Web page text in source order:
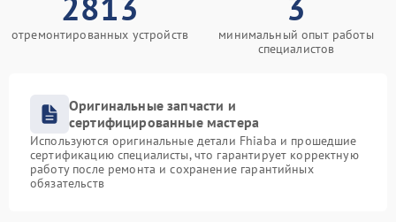
отремонтированных устройств
минимальный опыт работы
специалистов
Оригинальные запчасти и
сертифицированные мастера
Используются оригинальные детали Fhiaba и прошедшие
сертификацию специалисты, что гарантирует корректную
работу после ремонта и сохранение гарантийных
обязательств